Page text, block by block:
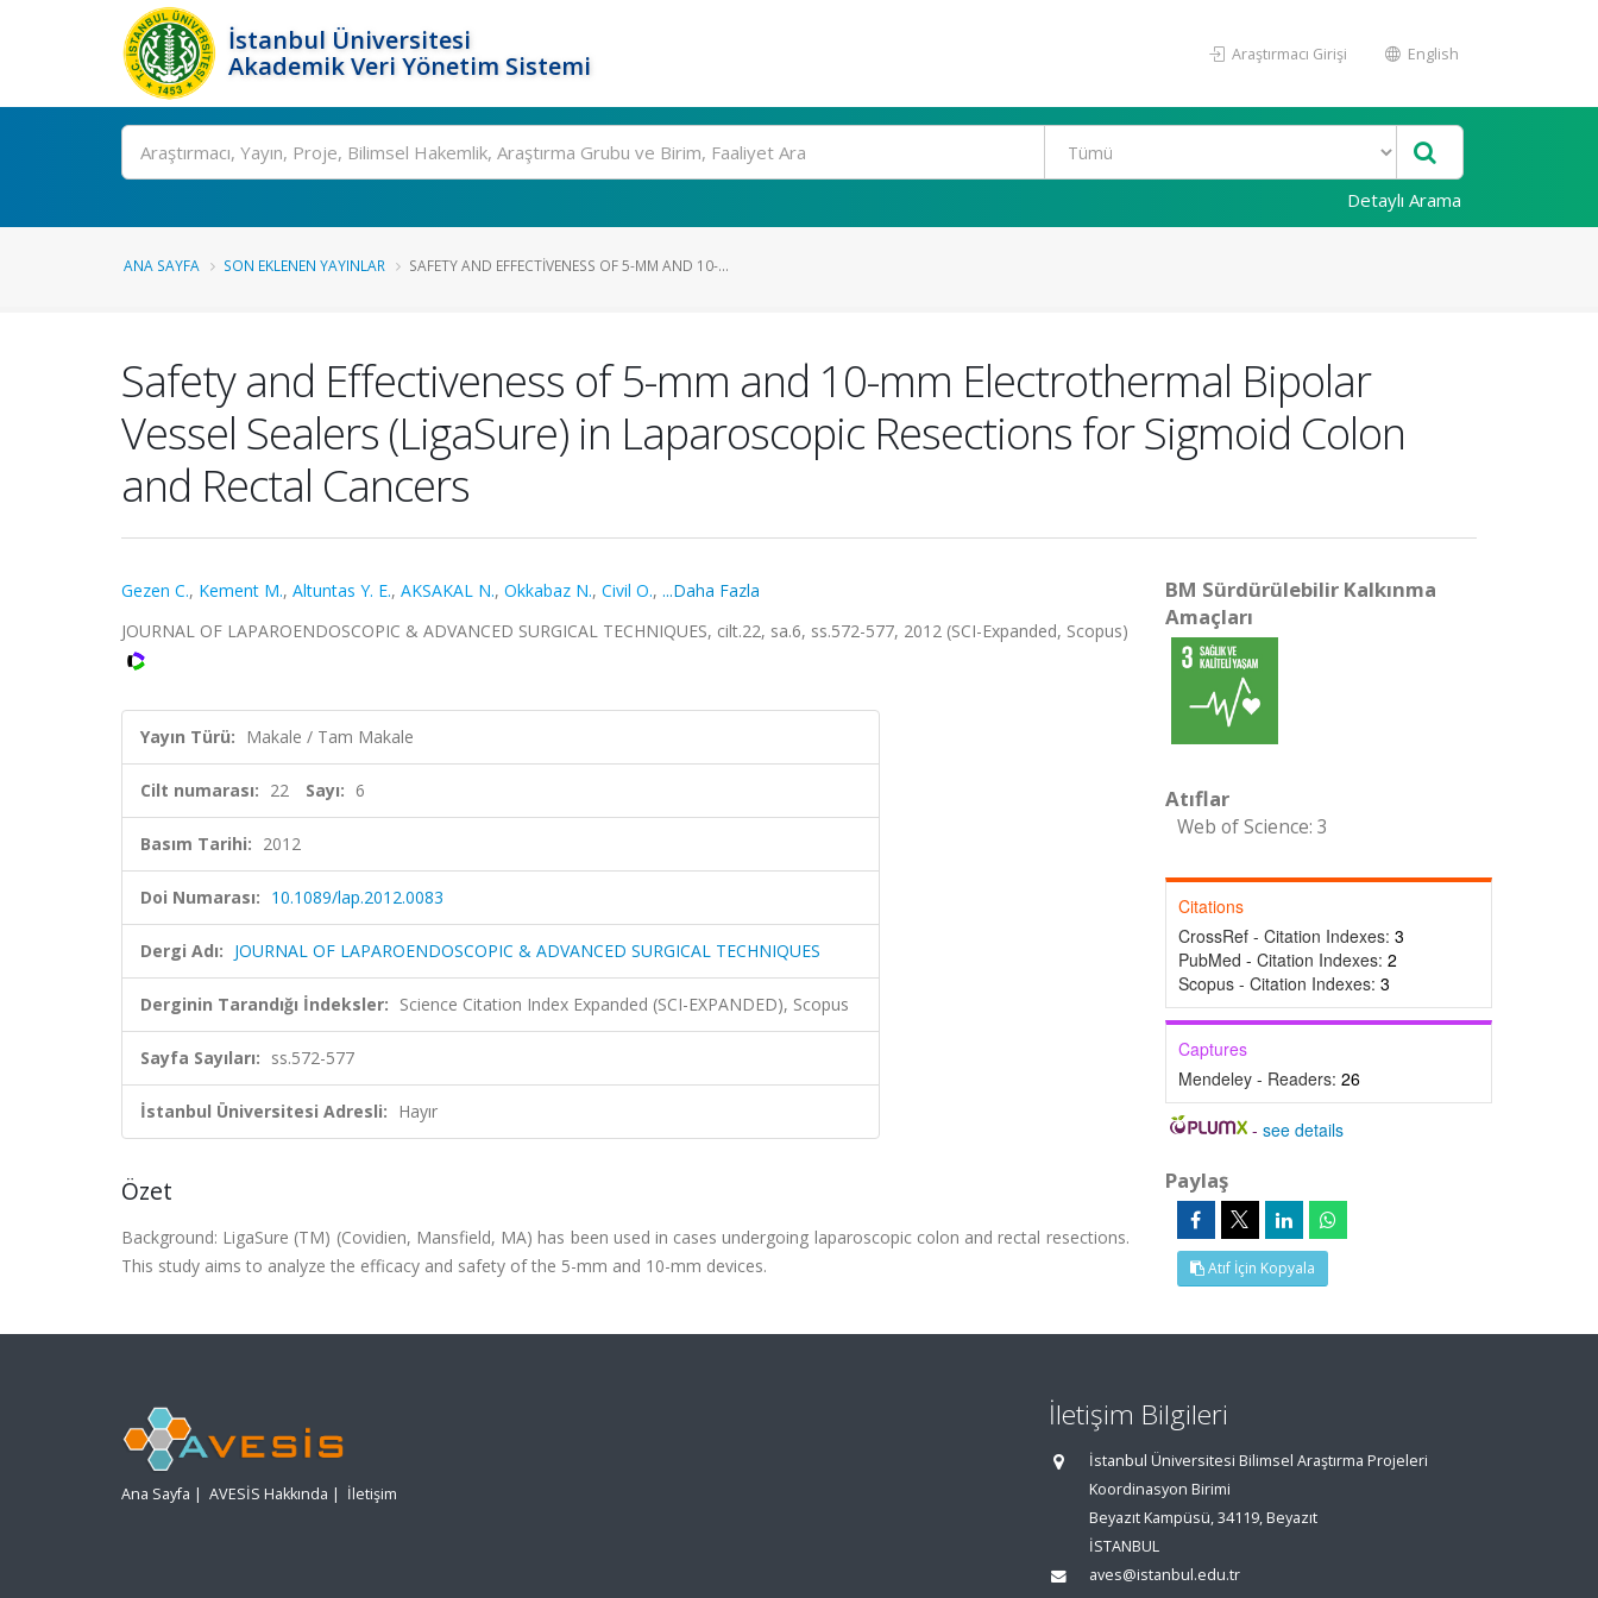
İstanbul Üniversitesi
Akademik Veri Yönetim Sistemi
Araştırmacı Girişi English
Ara
Detaylı Arama
ANA SAYFA SON EKLENEN YAYINLAR SAFETY AND EFFECTIVENESS OF 5-MM AND 10-...
Safety and Effectiveness of 5-mm and 10-mm Electrothermal Bipolar
Vessel Sealers (LigaSure) in Laparoscopic Resections for Sigmoid Colon
and Rectal Cancers
Gezen C., Kement M., Altuntas Y. E., AKSAKAL N., Okkabaz N., Civil O., ...Daha Fazla
JOURNAL OF LAPAROENDOSCOPIC & ADVANCED SURGICAL TECHNIQUES, cilt.22, sa.6, ss.572-577, 2012 (SCI-Expanded, Scopus)
Yayın Türü: Makale / Tam Makale
Cilt numarası: 22 Sayı: 6
Basım Tarihi: 2012
Doi Numarası: 10.1089/lap.2012.0083
Dergi Adı: JOURNAL OF LAPAROENDOSCOPIC & ADVANCED SURGICAL TECHNIQUES
Derginin Tarandığı İndeksler: Science Citation Index Expanded (SCI-EXPANDED), Scopus
Sayfa Sayıları: ss.572-577
İstanbul Üniversitesi Adresli: Hayır
Özet
Background: LigaSure (TM) (Covidien, Mansfield, MA) has been used in cases undergoing laparoscopic colon and rectal resections.
This study aims to analyze the efficacy and safety of the 5-mm and 10-mm devices.
BM Sürdürülebilir Kalkınma
Amaçları
Atıflar
Web of Science: 3
Citations
CrossRef - Citation Indexes: 3
PubMed - Citation Indexes: 2
Scopus - Citation Indexes: 3
Captures
Mendeley - Readers: 26
-see details
Paylaş
Atıf İçin Kopyala
Ana Sayfa | AVESİS Hakkında | İletişim
İletişim Bilgileri
İstanbul Üniversitesi Bilimsel Araştırma Projeleri
Koordinasyon Birimi
Beyazıt Kampüsü, 34119, Beyazıt
İSTANBUL
aves@istanbul.edu.tr